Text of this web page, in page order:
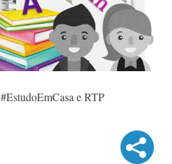
#EstudoEmCasa e RTP